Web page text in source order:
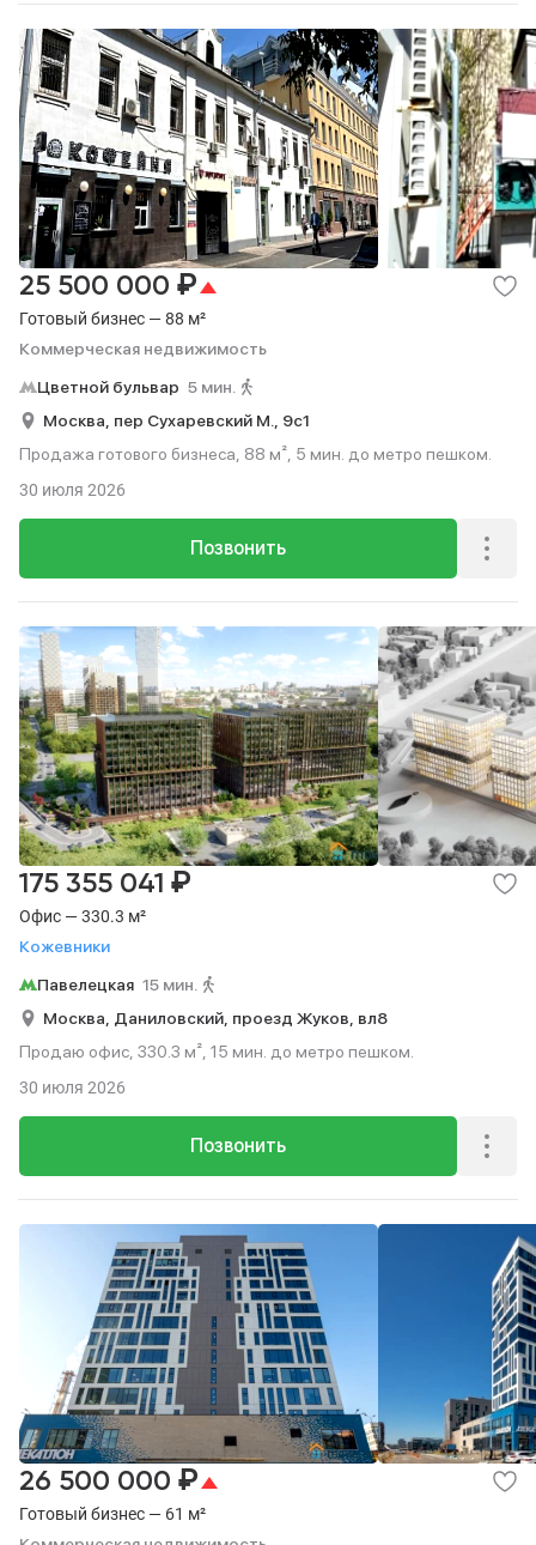
Готовый бизнес — 88 м²
Коммерческая недвижимость
25 500 000 ₽
Цветной бульвар 5 мин.
Москва, пер Сухаревский М., 9с1
Продажа готового бизнеса, 88 м², 5 мин. до метро пешком.
Позвонить
30 июля 2026
Офис — 330.3 м²
Кожевники
175 355 041 ₽
Павелецкая 15 мин.
Москва, Даниловский, проезд Жуков, вл8
Продаю офис, 330.3 м², 15 мин. до метро пешком.
Позвонить
30 июля 2026
Готовый бизнес — 61 м²
26 500 000 ₽